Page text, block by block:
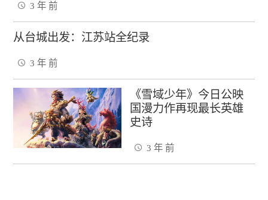
3 年 前
从台城出发：江苏站全纪录
3 年 前
­《雪域少年》今日公映
国漫力作再现最长英雄
史诗
3 年 前